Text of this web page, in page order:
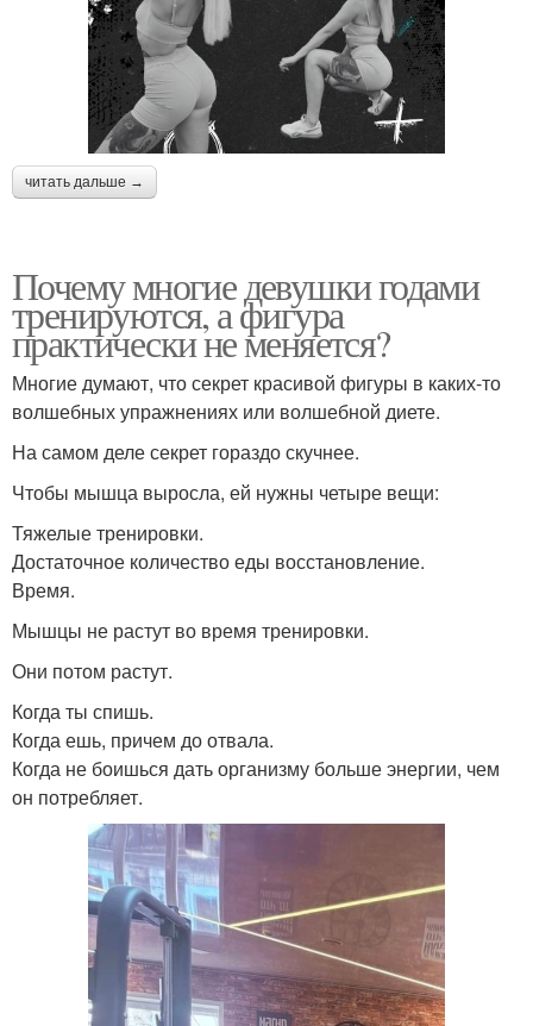
читать дальше →
Почему многие девушки годами
тренируются, а фигура
практически не меняется?
Многие думают, что секрет красивой фигуры в каких-то
волшебных упражнениях или волшебной диете.
На самом деле секрет гораздо скучнее.
Чтобы мышца выросла, ей нужны четыре вещи:
Тяжелые тренировки.
Достаточное количество еды восстановление.
Время.
Мышцы не растут во время тренировки.
Они потом растут.
Когда ты спишь.
Когда ешь, причем до отвала.
Когда не боишься дать организму больше энергии, чем
он потребляет.